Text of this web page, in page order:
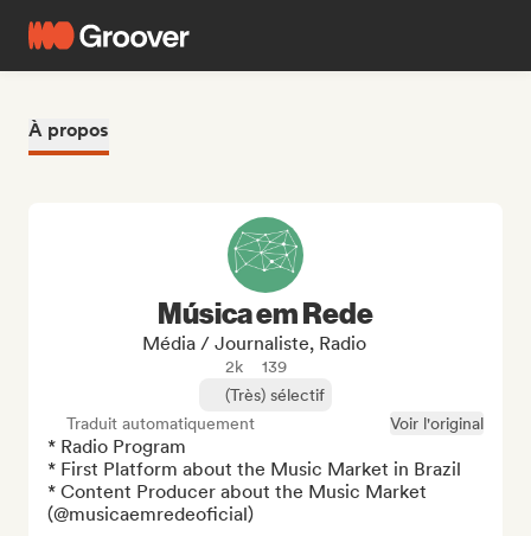
À propos
Música em Rede
Média / Journaliste, Radio
2k
139
(Très) sélectif
Traduit automatiquement
Voir l'original
* Radio Program
* First Platform about the Music Market in Brazil
* Content Producer about the Music Market
(@musicaemredeoficial)